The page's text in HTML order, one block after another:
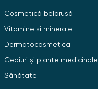
Cosmetică belarusă
Vitamine si minerale
Dermatocosmetica
Ceaiuri și plante medicinale
Sănătate